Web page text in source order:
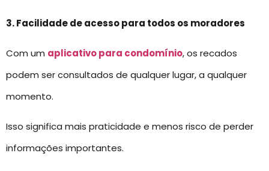
3. Facilidade de acesso para todos os moradores
Com um aplicativo para condomínio, os recados
podem ser consultados de qualquer lugar, a qualquer
momento.
Isso significa mais praticidade e menos risco de perder
informações importantes.